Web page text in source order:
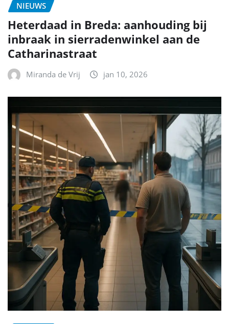
NIEUWS
Heterdaad in Breda: aanhouding bij
inbraak in sierradenwinkel aan de
Catharinastraat
Miranda de Vrij jan 10, 2026